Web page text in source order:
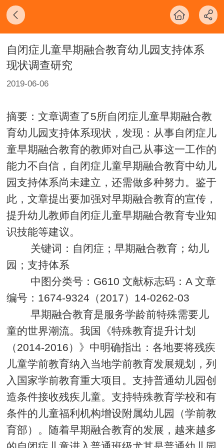
自闭症儿童早期融合教育幼儿园支持体系
现状调查研究
2019-06-06
摘要：文章调查了5所自闭症儿童早期融合教
育幼儿园支持体系现状，发现：从事自闭症儿
童早期融合教育的教师对自己从事这一工作的
能力不自信，自闭症儿童早期融合教育中幼儿
园支持体系尚未建立，还需做多种努力。鉴于
此，文章提出要加强对早期融合教育的宣传，
提升幼儿教师自闭症儿童早期融合教育专业知
识技能等建议。
关键词：自闭症；早期融合教育；幼儿
园；支持体系
中图分类号：G610 文献标志码：A 文章
编号：1674-9324（2017）14-0262-03
早期融合教育是服务学龄前特殊需要儿
童的世界潮流。我国《特殊教育提升计划
（2014-2016）》中明确指出：各地要将残疾
儿童学前教育纳入当地学前教育发展规划，列
入国家学前教育重大项目。支持普通幼儿园创
造条件接收残疾儿童。支持特殊教育学校和有
条件的儿童福利机构增设附属幼儿园（学前教
育部）。随着早期融合教育的发展，越来越多